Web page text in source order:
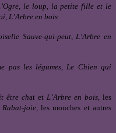
le loup, la petite fille et le
, L’Arbre en bois
Sauve-qui-peut,L’Arbre en
pas les légumes, Le Chien qui
être chat et L’Arbre en bois, les
joie, les mouches et autres